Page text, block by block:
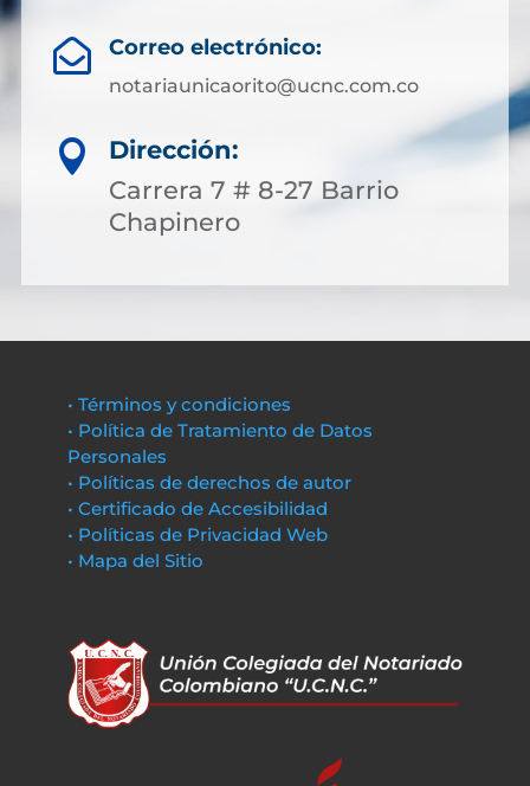
 Correo electrónico:
notariaunicaorito@ucnc.com.co

Dirección:
Carrera 7 # 8-27 Barrio
Chapinero
• Términos y condiciones
• Política de Tratamiento de Datos
Personales
• Políticas de derechos de autor
• Certificado de Accesibilidad
• Políticas de Privacidad Web
• Mapa del Sitio